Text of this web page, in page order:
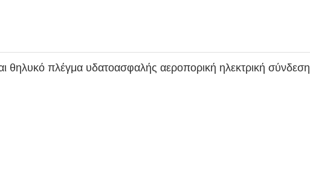
θηλυκό πλέγμα υδατοασφαλής αεροπορική ηλεκτρική σύνδεση